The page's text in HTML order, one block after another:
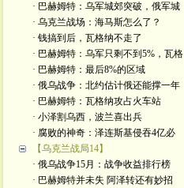
· 巴赫姆特：乌军城郊突破，俄军城
· 乌克兰战场：海马斯怎么了？
· 钱搞到后，瓦格纳不走了
· 巴赫姆特：乌军只剩不到5%，瓦格
· 巴赫姆特：最后8%的区域
· 俄乌战争：北约估计俄还能撑一年
· 巴赫姆特：瓦格纳攻占火车站
· 小泽割乌西，波兰喜出兵
· 腐败的神奇：泽连斯基侵吞4亿必
【乌克兰战局14】
· 俄乌战争15月：战争收益排行榜
· 巴赫姆特并未失 阿泽转还有妙招